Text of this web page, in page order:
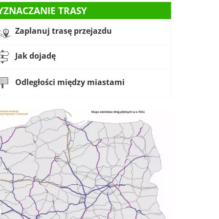
TRASY
Zaplanuj trasę przejazdu
Jak dojadę
Odległości między miastami